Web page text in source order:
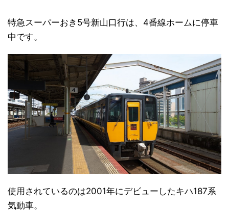
特急スーパーおき5号新山口行は、4番線ホームに停車
中です。
使用されているのは2001年にデビューしたキハ187系
気動車。